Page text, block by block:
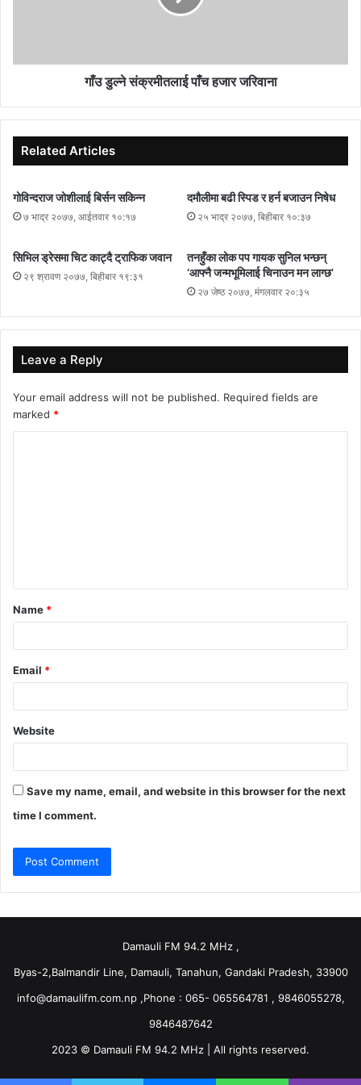
गाँउ डुल्ने संक्रमीतलाई पाँच हजार जरिवाना
Related Articles
गोविन्दराज जोशीलाई बिर्सन सकिन्न
७ भाद्र २०७७, आईतवार १०:१७
दमौलीमा बढी स्पिड र हर्न बजाउन निषेध
२५ भाद्र २०७७, बिहीबार १०:३७
सिभिल ड्रेसमा चिट काट्दै ट्राफिक जवान
२९ श्रावण २०७७, बिहीबार १९:३१
तनहुँका लोक पप गायक सुनिल भन्छन्
‘आफ्नै जन्मभूमिलाई चिनाउन मन लाग्छ’
२७ जेष्ठ २०७७, मंगलवार २०:३५
Leave a Reply
Your email address will not be published. Required fields are
marked *
t
*
Name *
Email *
Website
Save my name, email, and website in this browser for the next
time I comment.
Damauli FM 94.2 MHz ,
Byas-2,Balmandir Line, Damauli, Tanahun, Gandaki Pradesh, 33900
info@damaulifm.com.np,Phone : 065- 065564781 , 9846055278,
9846487642
2023 © Damauli FM 94.2 MHz | All rights reserved.